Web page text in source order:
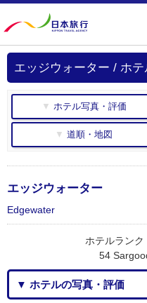
エッジウォーター / ホテ
▼ ホテル写真・評価
▼ 道順・地図
エッジウォーター
Edgewater
ホテルランク
54
▼ ホテルの写真・評価